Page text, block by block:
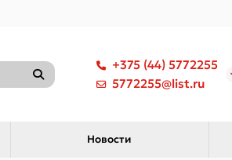
+375 (44) 5772255
5772255@list.ru
Новости